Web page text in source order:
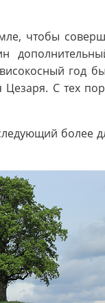
чтобы
год
С тех
более